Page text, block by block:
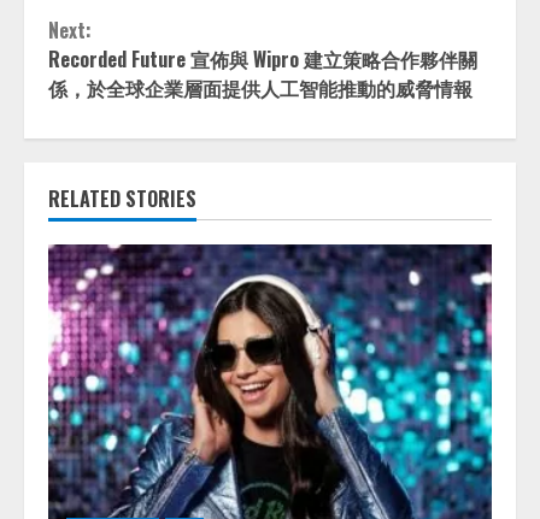
Next:
Recorded Future 宣佈與 Wipro 建立策略合作夥伴關
係，於全球企業層面提供人工智能推動的威脅情報
RELATED STORIES